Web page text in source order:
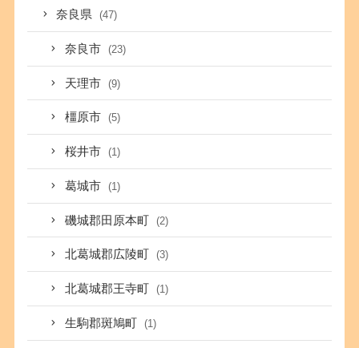
奈良県 (47)
奈良市 (23)
天理市 (9)
橿原市 (5)
桜井市 (1)
葛城市 (1)
磯城郡田原本町 (2)
北葛城郡広陵町 (3)
北葛城郡王寺町 (1)
生駒郡斑鳩町 (1)